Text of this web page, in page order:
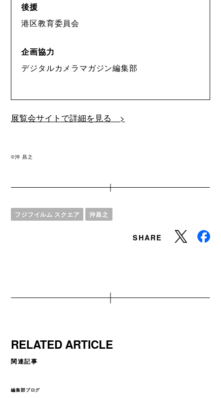
後援
港区教育委員会
企画協力
デジタルカメラマガジン編集部
展覧会サイトで詳細を見る >
©沖 昌之
フジフイルム スクエア 沖昌之
SHARE
RELATED ARTICLE
関連記事
編集部ブログ